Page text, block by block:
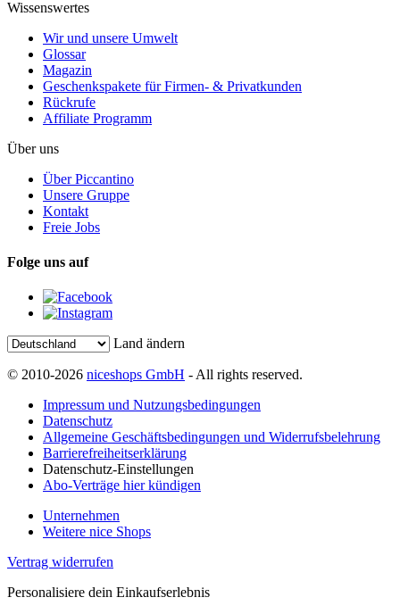
Wissenswertes
Wir und unsere Umwelt
Glossar
Magazin
Geschenkspakete für Firmen- & Privatkunden
Rückrufe
Affiliate Programm
Über uns
Über Piccantino
Unsere Gruppe
Kontakt
Freie Jobs
Folge uns auf
Land ändern
© 2010-2026 niceshops GmbH - All rights reserved.
Impressum und Nutzungsbedingungen
Datenschutz
Allgemeine Geschäftsbedingungen und Widerrufsbelehrung
Barrierefreiheitserklärung
Datenschutz-Einstellungen
Abo-Verträge hier kündigen
Unternehmen
Weitere nice Shops
Vertrag widerrufen
Personalisiere dein Einkaufserlebnis